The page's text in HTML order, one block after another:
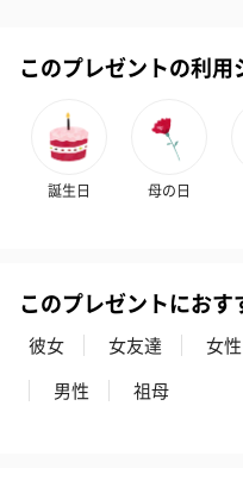
このプレゼントの利用
誕生日 母の日
このプレゼントにおす
彼女 女友達 女性
男性
祖母